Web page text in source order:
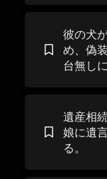
彼の犬
め、偽
台無し
遺産相
娘に遺
る。